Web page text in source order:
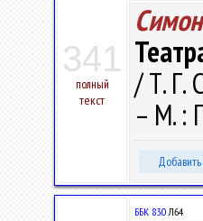
341
полный
текст
/ Т. Г.
– М. :
ББК 83.0Л64